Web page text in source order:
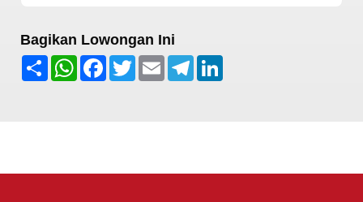
Bagikan Lowongan Ini
ShareWhatsApp
Facebook
TwitterEmailTelegramLinkedIn